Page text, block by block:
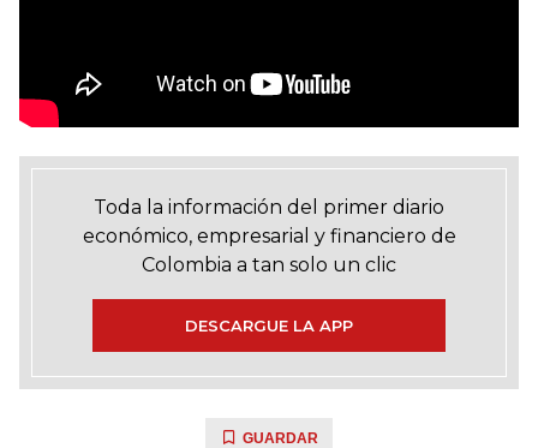
Toda la información del primer diario
económico, empresarial y financiero de
Colombia a tan solo un clic
DESCARGUE LA APP
GUARDAR